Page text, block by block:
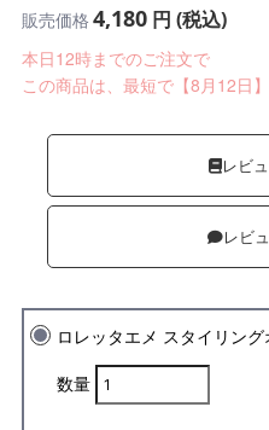
販売価格 4,180円 (税込)
本日12時までのご注文で
この商品は、最短で【8月12日
レビ
レビ
ロレッタエメ スタイリン
数量